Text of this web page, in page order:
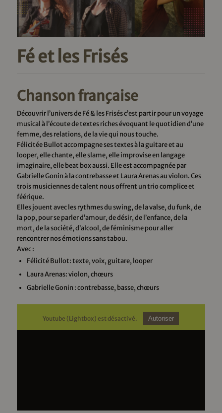
Fé et les Frisés
Chanson française
Découvrir l’univers de Fé & les Frisés c’est partir pour un voyage
musical à l’écoute de textes riches évoquant le quotidien d’une
femme, des relations, de la vie qui nous touche.
Félicitée Bullot accompagne ses textes à la guitare et au
looper, elle chante, elle slame, elle improvise en langage
imaginaire, elle beat box aussi. Elle est accompagnée par
Gabrielle Gonin à la contrebasse et Laura Arenas au violon. Ces
trois musiciennes de talent nous offrent un trio complice et
féérique.
Elles jouent avec les rythmes du swing, de la valse, du funk, de
la pop, pour se parler d’amour, de désir, de l’enfance, de la
mort, de la société, d’alcool, de féminisme pour aller
rencontrer nos émotions sans tabou.
Avec :
Félicité Bullot: texte, voix, guitare, looper
Laura Arenas: violon, chœurs
Gabrielle Gonin : contrebasse, basse, chœurs
Youtube (Lightbox) est désactivé. Autoriser